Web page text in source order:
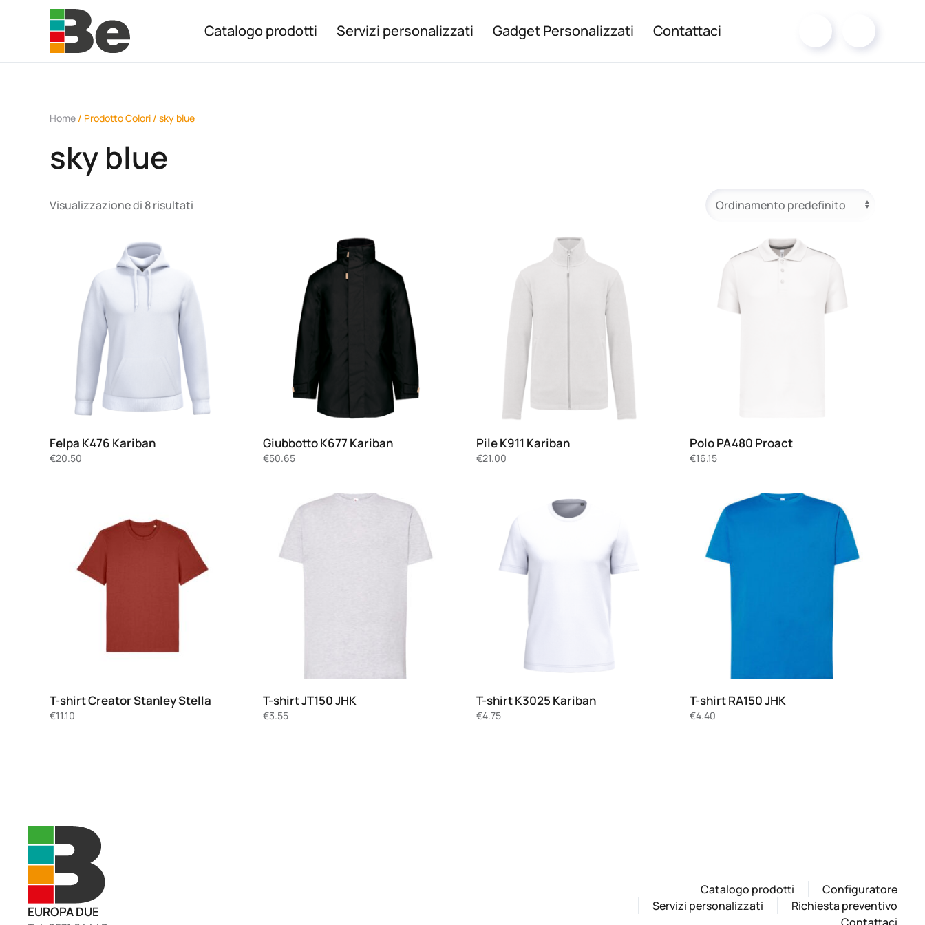
Skip to main content Catalogo prodotti Servizi personalizzati Gadget Personalizzati Contattaci
Home / Prodotto Colori / sky blue
sky blue
Visualizzazione di 8 risultati
Felpa K476 Kariban
€20.50
Giubbotto K677 Kariban
€50.65
Pile K911 Kariban
€21.00
Polo PA480 Proact
€16.15
T-shirt Creator Stanley Stella
€11.10
T-shirt JT150 JHK
€3.55
T-shirt K3025 Kariban
€4.75
T-shirt RA150 JHK
€4.40
EUROPA DUE
Catalogo prodotti
Configuratore
Servizi personalizzati
Richiesta preventivo